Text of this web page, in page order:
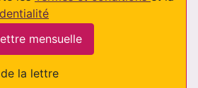
mensuelle
la lettre